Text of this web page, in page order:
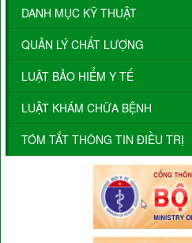
DANH MỤC KỸ THUẬT
QUẢN LÝ CHẤT LƯỢNG
LUẬT BẢO HIỂM Y TẾ
LUẬT KHÁM CHỮA BỆNH
TÓM TẮT THÔNG TIN ĐIỀU TRỊ